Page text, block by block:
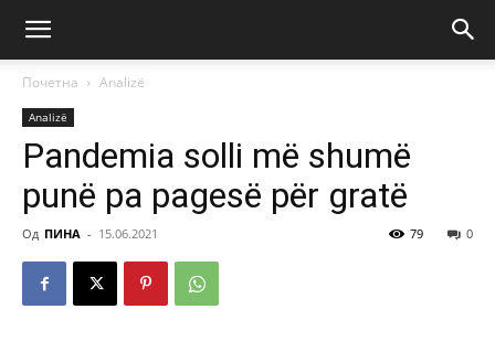
Почетна Аnalizë
Аnalizë
Pandemia solli më shumë
punë pa pagesë për gratë
Од ПИНА - 15.06.2021 0
79